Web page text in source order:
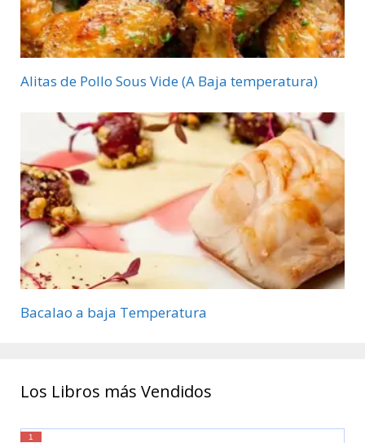
Alitas de Pollo Sous Vide (A Baja temperatura)
Bacalao a baja Temperatura
Los Libros más Vendidos
1